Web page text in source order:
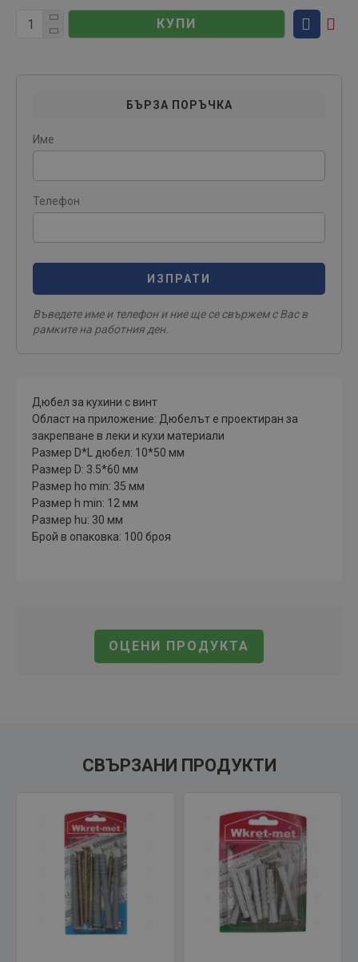
КУПИ
БЪРЗА ПОРЪЧКА
Име
Телефон
ИЗПРАТИ
Въведете име и телефон и ние ще се свържем с Вас в
рамките на работния ден.
ОЦЕНИ ПРОДУКТА
Дюбел за кухини с винт
Област на приложение: Дюбелът е проектиран за
закрепване в леки и кухи материали
Размер D*L дюбел: 10*50 мм
Размер D: 3.5*60 мм
Размер ho min: 35 мм
Размер h min: 12 мм
Размер hu: 30 мм
Брой в опаковка: 100 броя
СВЪРЗАНИ ПРОДУКТИ